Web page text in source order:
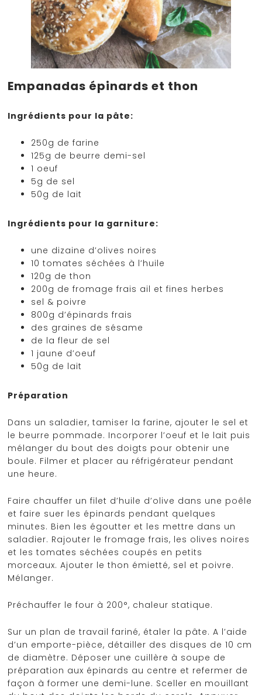
Empanadas épinards et thon
Ingrédients pour la pâte:
250g de farine
125g de beurre demi-sel
1 oeuf
5g de sel
50g de lait
Ingrédients pour la garniture:
une dizaine d’olives noires
10 tomates séchées à l’huile
120g de thon
200g de fromage frais ail et fines herbes
sel & poivre
800g d’épinards frais
des graines de sésame
de la fleur de sel
1 jaune d’oeuf
50g de lait
Préparation
Dans un saladier, tamiser la farine, ajouter le sel et
le beurre pommade. Incorporer l’oeuf et le lait puis
mélanger du bout des doigts pour obtenir une
boule. Filmer et placer au réfrigérateur pendant
une heure.
Faire chauffer un filet d’huile d’olive dans une poêle
et faire suer les épinards pendant quelques
minutes. Bien les égoutter et les mettre dans un
saladier. Rajouter le fromage frais, les olives noires
et les tomates séchées coupés en petits
morceaux. Ajouter le thon émietté, sel et poivre.
Mélanger.
Préchauffer le four à 200°, chaleur statique.
Sur un plan de travail fariné, étaler la pâte. A l’aide
d’un emporte-pièce, détailler des disques de 10 cm
de diamètre. Déposer une cuillère à soupe de
préparation aux épinards au centre et refermer de
façon à former une demi-lune. Sceller en mouillant